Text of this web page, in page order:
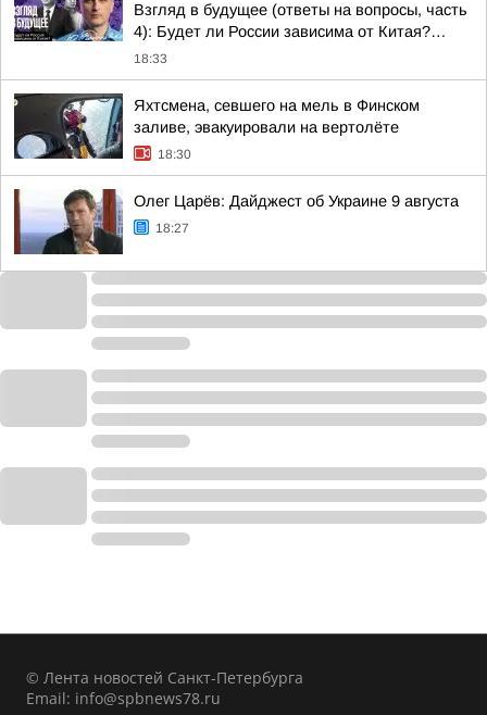
Взгляд в будущее (ответы на вопросы, часть
4): Будет ли России зависима от Китая?…
18:33
Яхтсмена, севшего на мель в Финском
заливе, эвакуировали на вертолёте
18:30
Олег Царёв: Дайджест об Украине 9 августа
18:27
© Лента новостей Санкт-Петербурга
Email: info@spbnews78.ru